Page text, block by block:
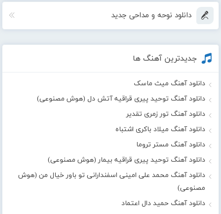
دانلود نوحه و مداحی جدید
جدیدترین آهنگ ها
دانلود آهنگ میث ماسک
دانلود آهنگ توحید پیری قراقیه آتش دل (هوش مصنوعی)
دانلود آهنگ تور زمری تقدیر
دانلود آهنگ میلاد باکری اشتباه
دانلود آهنگ مستر تروما
دانلود آهنگ توحید پیری قراقیه بیمار (هوش مصنوعی)
دانلود آهنگ محمد علی امینی اسفندارانی تو باور خیال من (هوش
مصنوعی)
دانلود آهنگ حمید دال اعتماد